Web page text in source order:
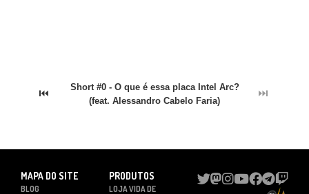
⏮
Short #0 - O que é essa placa Intel Arc?
(feat. Alessandro Cabelo Faria)
⏭
MAPA DO SITE
BLOG
PRODUTOS
LOJA VIDA DE